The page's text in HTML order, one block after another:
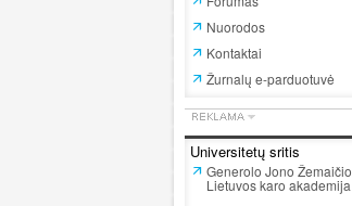
Nuorodos
Kontaktai
Žurnalų e-parduotuvė
Universitetų sritis
Generolo Jono Žemaičio
Lietuvos karo akademija